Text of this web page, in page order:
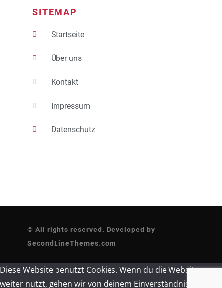
SITEMAP
Startseite
Über uns
Kontakt
Impressum
Datenschutz
© All rights reserved. Developed by
SecondLineThemes.com
Diese Website benutzt Cookies. Wenn du die Website
weiter nutzt, gehen wir von deinem Einverständnis aus.